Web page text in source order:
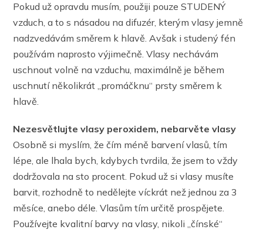
Pokud už opravdu musím, použiji pouze STUDENÝ
vzduch, a to s násadou na difuzér, kterým vlasy jemně
nadzvedávám směrem k hlavě. Avšak i studený fén
používám naprosto výjimečně. Vlasy nechávám
uschnout volně na vzduchu, maximálně je během
uschnutí několikrát ,,promáčknu“ prsty směrem k
hlavě.
Nezesvětlujte vlasy peroxidem, nebarvěte vlasy
Osobně si myslím, že čím méně barvení vlasů, tím
lépe, ale lhala bych, kdybych tvrdila, že jsem to vždy
dodržovala na sto procent. Pokud už si vlasy musíte
barvit, rozhodně to nedělejte víckrát než jednou za 3
měsíce, anebo déle. Vlasům tím určitě prospějete.
Používejte kvalitní barvy na vlasy, nikoli ,,čínské“